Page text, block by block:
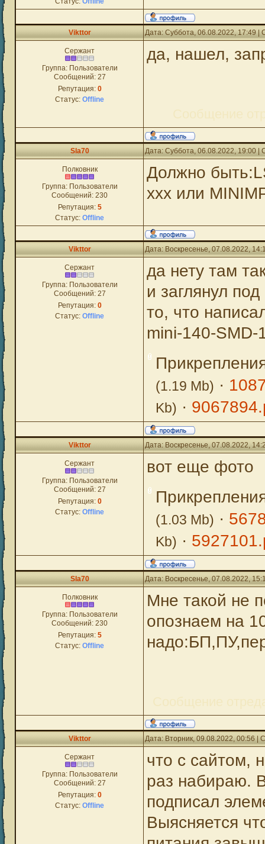
Vikttor Дата: Суббота, 06.08.2022, 17:49
Сержант
Группа: Пользователи
Сообщений: 27
Репутация: 0
Статус: Offline
да, нашел,
Sla70 Дата: Суббота, 06.08.2022, 19:00
Полковник
Группа: Пользователи
Сообщений: 230
Репутация: 5
Статус: Offline
Должно
xxx или
Vikttor Дата: Воскресенье, 07.08.2022,
Сержант
Группа: Пользователи
Сообщений: 27
Репутация: 0
Статус: Offline
да нету там
и заглянул
то, что
mini-140-SMD-
(1.19 Mb) ·
Kb) ·
Vikttor Дата: Воскресенье, 07.08.2022,
Сержант
Группа: Пользователи
Сообщений: 27
Репутация: 0
Статус: Offline
вот еще фото
(1.03 Mb) ·
Kb) ·
Sla70 Дата: Воскресенье, 07.08.2022,
Полковник
Группа: Пользователи
Сообщений: 230
Репутация: 5
Статус: Offline
Мне такой не
опознаем на
Vikttor Дата: Вторник, 09.08.2022, 00:56 |
Сержант
Группа: Пользователи
Сообщений: 27
Репутация: 0
Статус: Offline
что с сайтом,
раз набираю.
подписал
Выясняется